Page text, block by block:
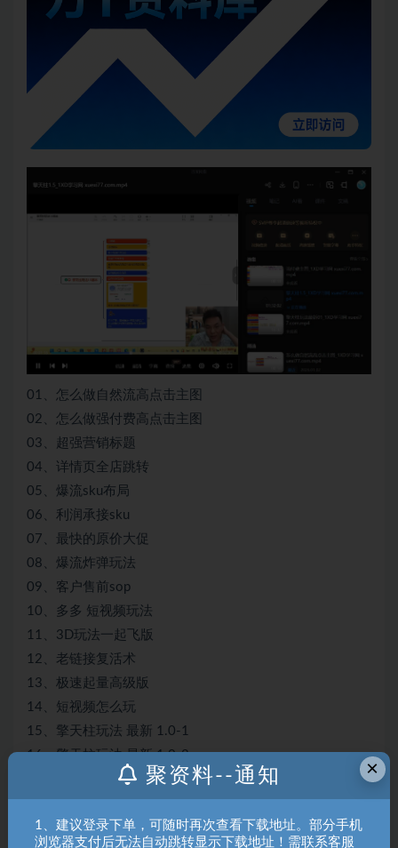
01、怎么做自然流高点击主图
02、怎么做强付费高点击主图
03、超强营销标题
04、详情页全店跳转
05、爆流sku布局
06、利润承接sku
07、最快的原价大促
08、爆流炸弹玩法
09、客户售前sop
10、多多 短视频玩法
11、3D玩法一起飞版
12、老链接复活术
13、极速起量高级版
14、短视频怎么玩
15、擎天柱玩法 最新 1.0-1
16、擎天柱玩法 最新 1.0-2
18、限时限量购+全站营销领取资源位打标问题12.2
19、最新大促不打标讲解12.4
×
聚资料--通知
1、建议登录下单，可随时再次查看下载地址。部分手机
浏览器支付后无法自动跳转显示下载地址！需联系客服